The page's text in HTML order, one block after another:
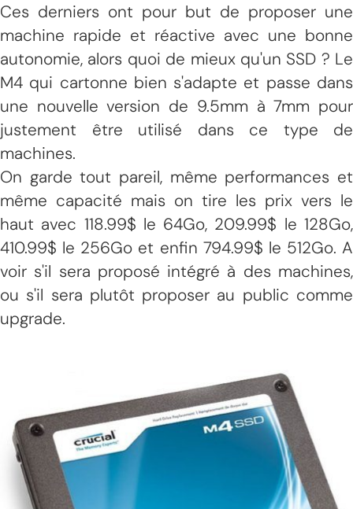
Ces derniers ont pour but de proposer une
machine rapide et réactive avec une bonne
autonomie, alors quoi de mieux qu'un SSD ? Le
M4 qui cartonne bien s'adapte et passe dans
une nouvelle version de 9.5mm à 7mm pour
justement être utilisé dans ce type de
machines.
On garde tout pareil, même performances et
même capacité mais on tire les prix vers le
haut avec 118.99$ le 64Go, 209.99$ le 128Go,
410.99$ le 256Go et enfin 794.99$ le 512Go. A
voir s'il sera proposé intégré à des machines,
ou s'il sera plutôt proposer au public comme
upgrade.